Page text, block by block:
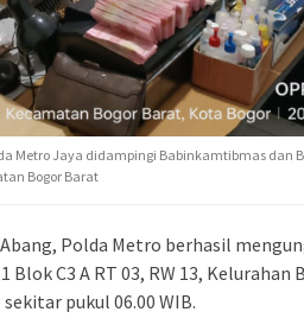
Metro Jaya didampingi Babinkamtibmas dan
Bogor Barat
Polda Metro berhasil
Blok C3 A RT 03, RW 13, Kelurahan
pukul 06.00 WIB.